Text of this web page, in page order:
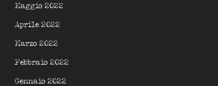
Maggio 2022
Aprile 2022
Marzo 2022
Febbraio 2022
Gennaio 2022